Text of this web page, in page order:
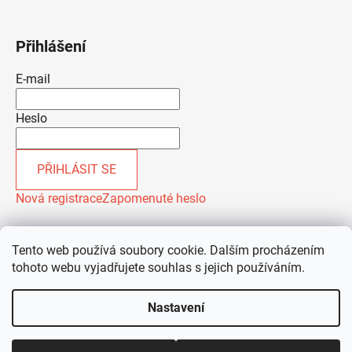
Tento web používá soubory cookie. Dalším procházením
tohoto webu vyjadřujete souhlas s jejich používáním.
Nastavení
Přihlášení
E-mail
Heslo
PŘIHLÁSIT SE
Nová registraceZapomenuté heslo
Vytvořil Shoptet